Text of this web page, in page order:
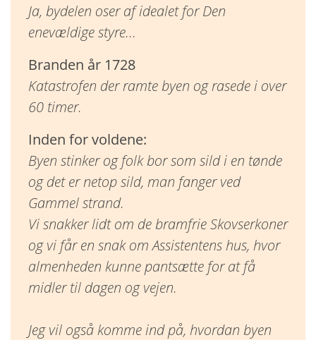
Ja, bydelen oser af idealet for Den
enevældige styre...
Branden år 1728
Katastrofen der ramte byen og rasede i over
60 timer.
Inden for voldene:
Byen stinker og folk bor som sild i en tønde
og det er netop sild, man fanger ved
Gammel strand.
Vi snakker lidt om de bramfrie Skovserkoner
og vi får en snak om Assistentens hus, hvor
almenheden kunne pantsætte for at få
midler til dagen og vejen.
Jeg vil også komme ind på, hvordan byen